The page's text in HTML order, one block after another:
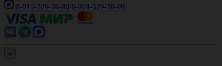
8-914-329-38-80 8-914-329-38-80
×